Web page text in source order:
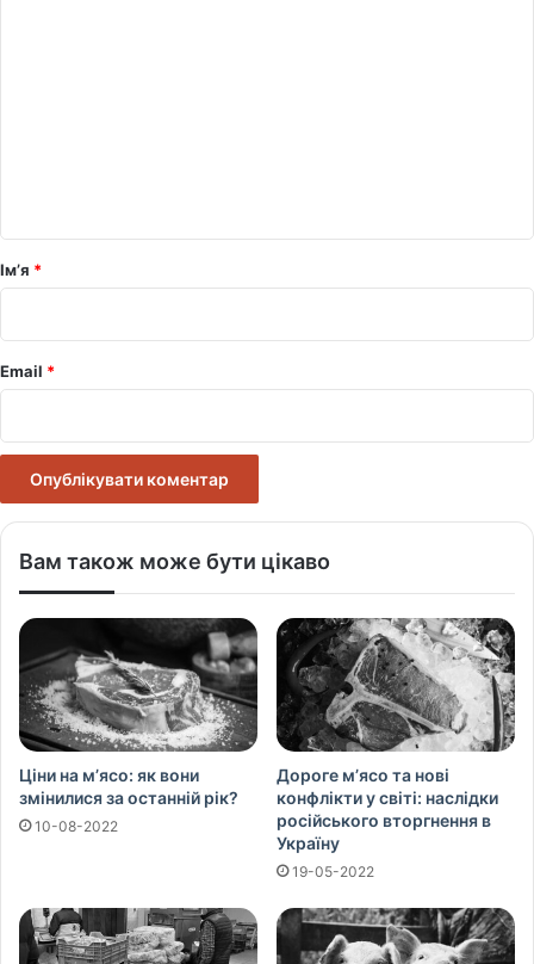
р
*
Ім’я *
Email *
Вам також може бути цікаво
Ціни на м’ясо: як вони
змінилися за останній рік?
10-08-2022
Дороге м’ясо та нові
конфлікти у світі: наслідки
російського вторгнення в
Україну
19-05-2022